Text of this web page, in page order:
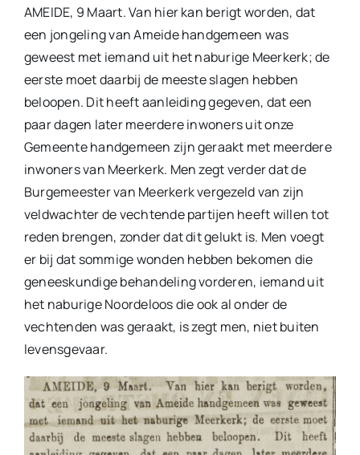
AMEIDE, 9 Maart. Van hier kan berigt worden, dat
een jongeling van Ameide handgemeen was
geweest met iemand uit het naburige Meerkerk; de
eerste moet daarbij de meeste slagen hebben
beloopen. Dit heeft aanleiding gegeven, dat een
paar dagen later meerdere inwoners uit onze
Gemeente handgemeen zijn geraakt met meerdere
inwoners van Meerkerk. Men zegt verder dat de
Burgemeester van Meerkerk vergezeld van zijn
veldwachter de vechtende partijen heeft willen tot
reden brengen, zonder dat dit gelukt is. Men voegt
er bij dat sommige wonden hebben bekomen die
geneeskundige behandeling vorderen, iemand uit
het naburige Noordeloos die ook al onder de
vechtenden was geraakt, is zegt men, niet buiten
levensgevaar.